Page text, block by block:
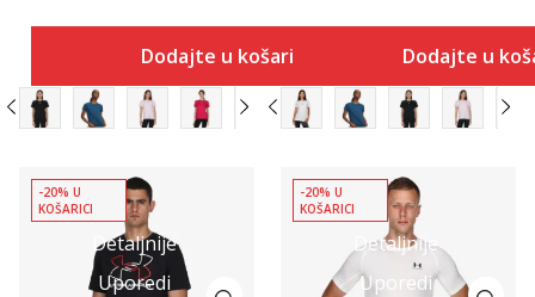
Dodajte u košaricu Dodajte u
Detaljnije
Uporedi
-20% U
KOŠARICI
Detaljnije
Uporedi
-20% U
KOŠARICI